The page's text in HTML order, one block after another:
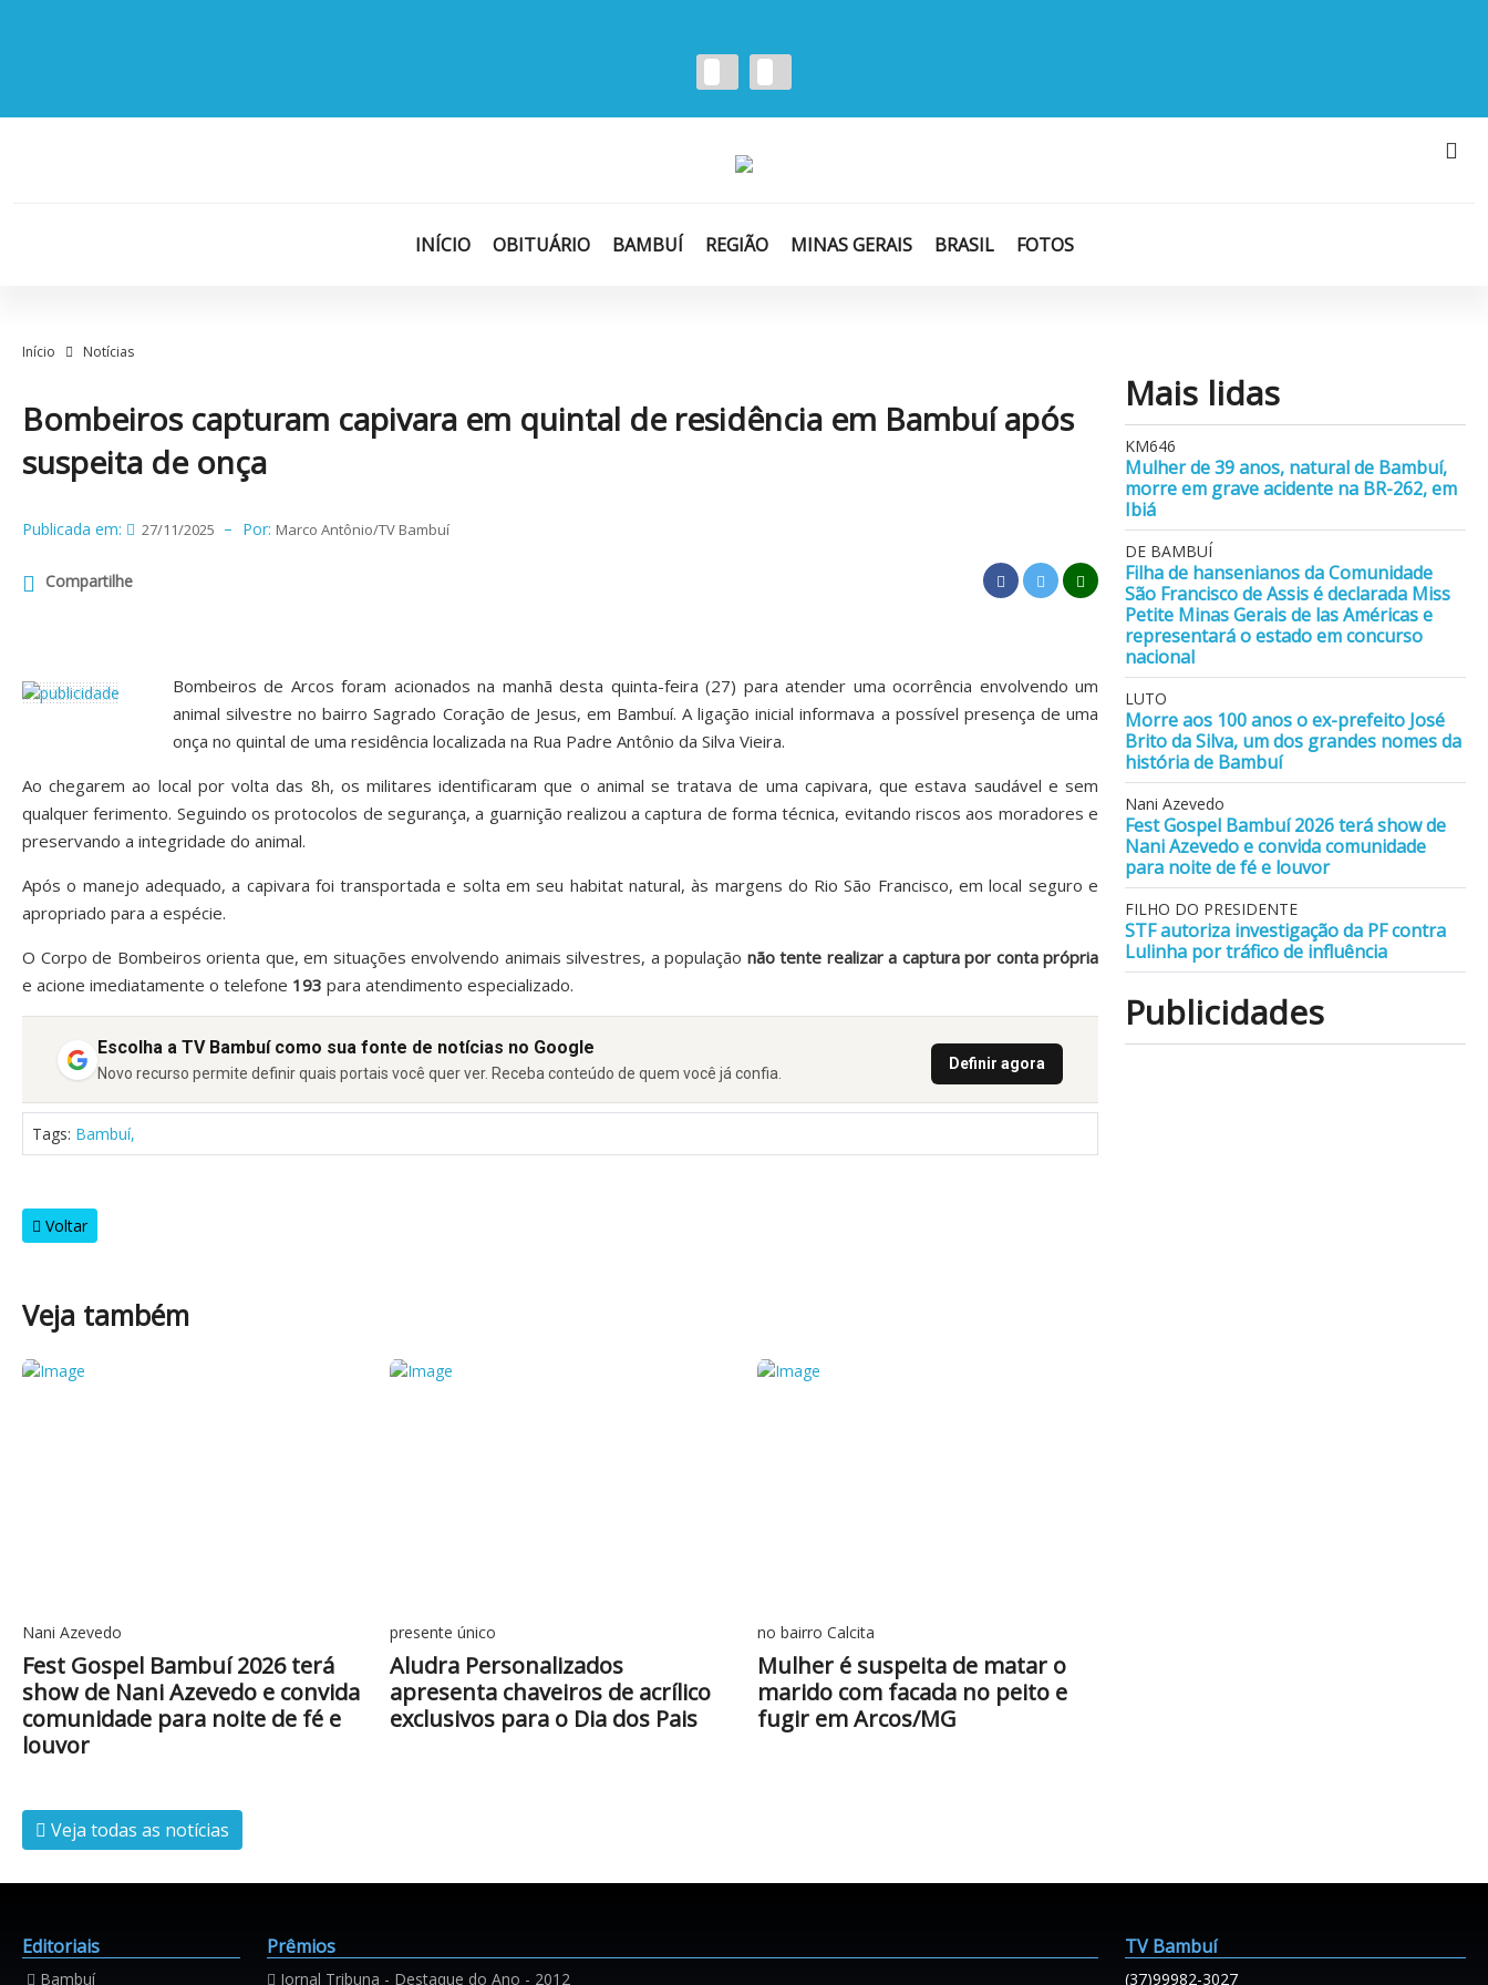
INÍCIO OBITUÁRIO BAMBUÍ REGIÃO MINAS GERAIS BRASIL FOTOS
Início Notícias
​​​​​​​Bombeiros capturam capivara em quintal de residência em Bambuí após
suspeita de onça
Publicada em: 27/11/2025 Por: Marco Antônio/TV Bambuí
Compartilhe
Bombeiros de Arcos foram acionados na manhã desta quinta-feira (27) para atender uma ocorrência envolvendo um
animal silvestre no bairro Sagrado Coração de Jesus, em Bambuí. A ligação inicial informava a possível presença de uma
onça no quintal de uma residência localizada na Rua Padre Antônio da Silva Vieira.
Ao chegarem ao local por volta das 8h, os militares identificaram que o animal se tratava de uma capivara, que estava saudável e sem
qualquer ferimento. Seguindo os protocolos de segurança, a guarnição realizou a captura de forma técnica, evitando riscos aos moradores e
preservando a integridade do animal.
Após o manejo adequado, a capivara foi transportada e solta em seu habitat natural, às margens do Rio São Francisco, em local seguro e
apropriado para a espécie.
O Corpo de Bombeiros orienta que, em situações envolvendo animais silvestres, a população não tente realizar a captura por conta própria
e acione imediatamente o telefone 193 para atendimento especializado.
Escolha a TV Bambuí como sua fonte de notícias no Google
Novo recurso permite definir quais portais você quer ver. Receba conteúdo de quem você já confia.
Definir agora
Tags: Bambuí,
Voltar
Veja também
Nani Azevedo
Fest Gospel Bambuí 2026 terá
show de Nani Azevedo e convida
comunidade para noite de fé e
louvor
presente único
Aludra Personalizados
apresenta chaveiros de acrílico
exclusivos para o Dia dos Pais
no bairro Calcita
Mulher é suspeita de matar o
marido com facada no peito e
fugir em Arcos/MG
Veja todas as notícias
Mais lidas
KM646
Mulher de 39 anos, natural de Bambuí,
morre em grave acidente na BR-262, em
Ibiá
DE BAMBUÍ
Filha de hansenianos da Comunidade
São Francisco de Assis é declarada Miss
Petite Minas Gerais de las Américas e
representará o estado em concurso
nacional
LUTO
Morre aos 100 anos o ex-prefeito José
Brito da Silva, um dos grandes nomes da
história de Bambuí
Nani Azevedo
Fest Gospel Bambuí 2026 terá show de
Nani Azevedo e convida comunidade
para noite de fé e louvor
FILHO DO PRESIDENTE
STF autoriza investigação da PF contra
Lulinha por tráfico de influência
Publicidades
Editoriais
Bambuí
Prêmios
Jornal Tribuna - Destaque do Ano - 2012
TV Bambuí
(37)99982-3027